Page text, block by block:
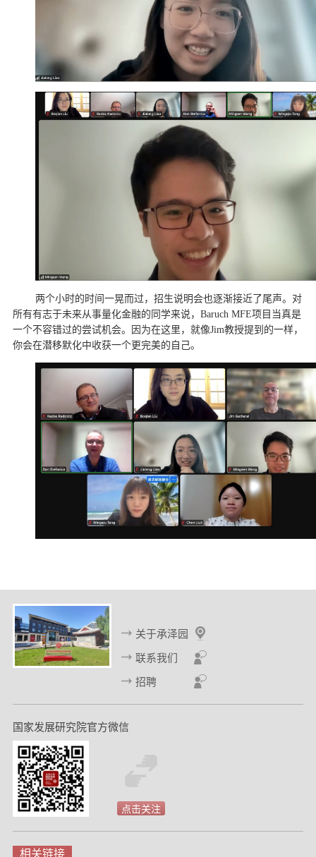
两个小时的时间一晃而过，招生说明会也逐渐接近了尾声。对
所有有志于未来从事量化金融的同学来说，Baruch MFE项目当真是
一个不容错过的尝试机会。因为在这里，就像Jim教授提到的一样，
你会在潜移默化中收获一个更完美的自己。
关于承泽园
联系我们
招聘
国家发展研究院官方微信
点击关注
相关链接